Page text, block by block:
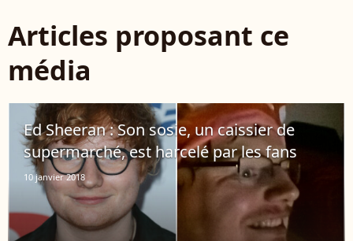
Articles proposant ce
média
Ed Sheeran : Son sosie, un caissier de
supermarché, est harcelé par les fans
10 janvier 2018